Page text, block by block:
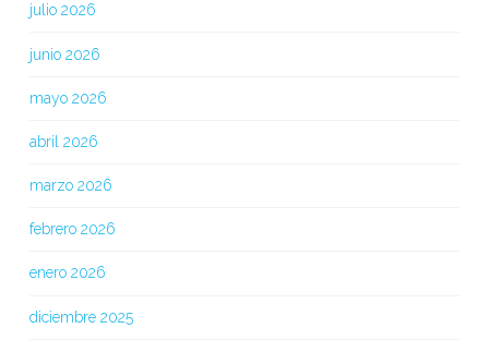
julio 2026
junio 2026
mayo 2026
abril 2026
marzo 2026
febrero 2026
enero 2026
diciembre 2025